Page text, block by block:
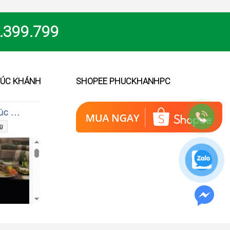
KHÁNH SHOPEE PHUCKHANHPC